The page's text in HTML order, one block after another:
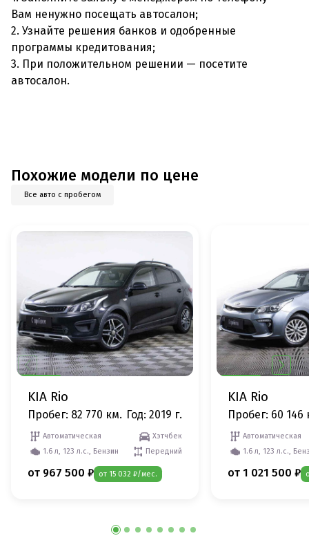
Вам ненужно посещать автосалон;
2. Узнайте решения банков и одобренные
программы кредитования;
3. При положительном решении — посетите
автосалон.
Похожие модели по цене
Все авто с пробегом
KIA Rio
Пробег: 82 770 км. Год: 2019 г.
Автоматическая
Хэтчбек
1.6 л, 123 л.с., Бензин
Передний
от 967 500 ₽ от 15 032 ₽/мес.
KIA Rio
Пробег: 60 146
Автоматическая
1.6 л, 123 л.с.,
от 1 021 500 ₽